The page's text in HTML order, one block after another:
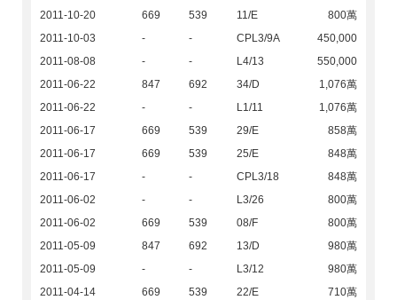
2011-10-20
669 539 11/E
800萬
2011-10-03
- - CPL3/9A
450,000
2011-08-08
- - L4/13
550,000
2011-06-22
847 692 34/D
1,076萬
2011-06-22
- - L1/11
1,076萬
2011-06-17
669 539 29/E
858萬
2011-06-17
669 539 25/E
848萬
2011-06-17
- - CPL3/18
848萬
2011-06-02
- - L3/26
800萬
2011-06-02
669 539 08/F
800萬
2011-05-09
847 692 13/D
980萬
2011-05-09
- - L3/12
980萬
2011-04-14
669 539 22/E
710萬